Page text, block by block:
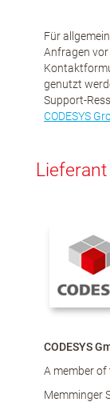
Für
Anfragen
genutzt
Support-
CODESYS
Lieferant
CODESYS
A member of
Memminger